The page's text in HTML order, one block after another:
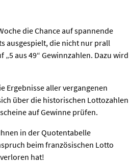
die Chance auf spannende
ausgespielt, die nicht nur prall
aus 49“ Gewinnzahlen. Dazu wird
Ergebnisse aller vergangenen
über die historischen Lottozahlen
auf Gewinne prüfen.
in der Quotentabelle
beim französischen Lotto
hat!